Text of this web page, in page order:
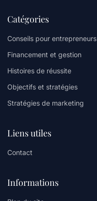
Catégories
Conseils pour entrepreneurs
Financement et gestion
Histoires de réussite
Objectifs et stratégies
Stratégies de marketing
Liens utiles
Contact
Informations